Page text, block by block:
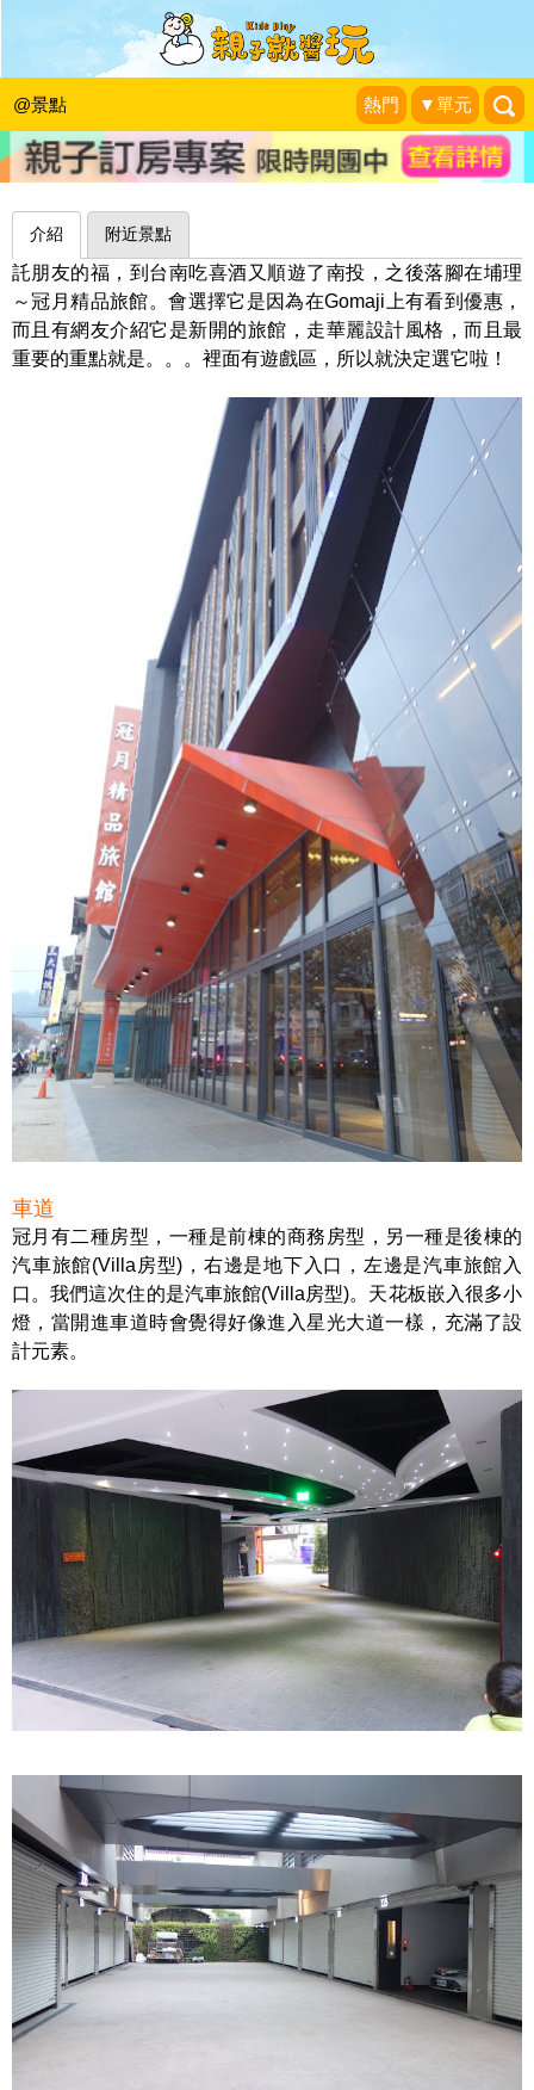
@景點 熱門 ▼單元
低調奢華就是親子界的新時尚～南投冠
月精品旅館
騏哥的喵喵樂園|2016-03-07
介紹 附近景點
託朋友的福，到台南吃喜酒又順遊了南投，之後落腳在埔理
～冠月精品旅館。會選擇它是因為在Gomaji上有看到優惠，
而且有網友介紹它是新開的旅館，走華麗設計風格，而且最
重要的重點就是。。。裡面有遊戲區，所以就決定選它啦！
車道
冠月有二種房型，一種是前棟的商務房型，另一種是後棟的
汽車旅館(Villa房型)，右邊是地下入口，左邊是汽車旅館入
口。我們這次住的是汽車旅館(Villa房型)。天花板嵌入很多小
燈，當開進車道時會覺得好像進入星光大道一樣，充滿了設
計元素。